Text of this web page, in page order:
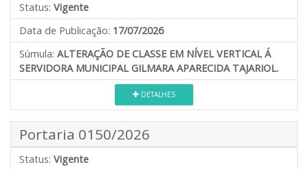
Status: Vigente
Data de Publicação: 17/07/2026
Súmula: ALTERAÇÃO DE CLASSE EM NÍVEL VERTICAL Á
SERVIDORA MUNICIPAL GILMARA APARECIDA TAJARIOL.
DETALHES
Portaria 0150/2026
Status: Vigente